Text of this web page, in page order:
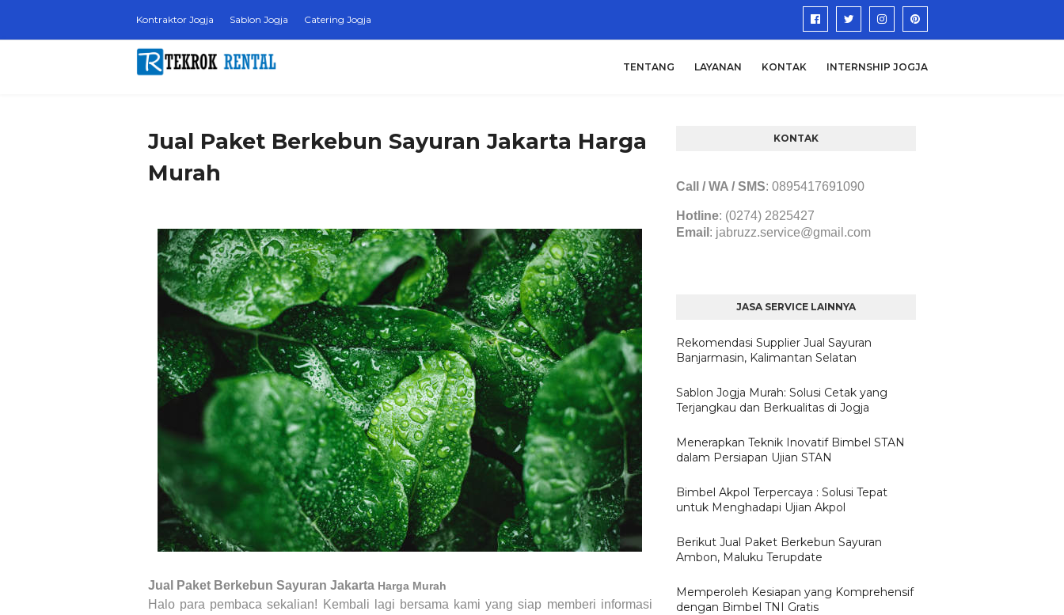
Kontraktor Jogja Sablon Jogja Catering Jogja
TENTANG LAYANAN KONTAK INTERNSHIP JOGJA
Jual Paket Berkebun Sayuran Jakarta Harga
Murah
Jual Paket Berkebun Sayuran Jakarta Harga Murah
Halo para pembaca sekalian! Kembali lagi bersama kami yang siap memberi informasi
KONTAK
Call / WA / SMS: 0895417691090
Hotline: (0274) 2825427
Email : jabruzz.service@gmail.com
JASA SERVICE LAINNYA
Rekomendasi Supplier Jual Sayuran
Banjarmasin, Kalimantan Selatan
Sablon Jogja Murah: Solusi Cetak yang
Terjangkau dan Berkualitas di Jogja
Menerapkan Teknik Inovatif Bimbel STAN
dalam Persiapan Ujian STAN
Bimbel Akpol Terpercaya : Solusi Tepat
untuk Menghadapi Ujian Akpol
Berikut Jual Paket Berkebun Sayuran
Ambon, Maluku Terupdate
Memperoleh Kesiapan yang Komprehensif
dengan Bimbel TNI Gratis